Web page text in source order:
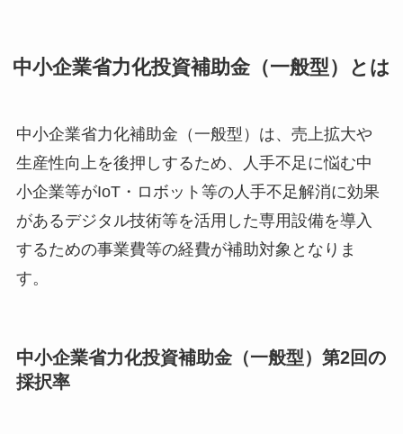
中小企業省力化投資補助金（一般型）とは
中小企業省力化補助金（一般型）は、売上拡大や
生産性向上を後押しするため、人手不足に悩む中
小企業等がIoT・ロボット等の人手不足解消に効果
があるデジタル技術等を活用した専用設備を導入
するための事業費等の経費が補助対象となりま
す。
中小企業省力化投資補助金（一般型）第2回の
採択率